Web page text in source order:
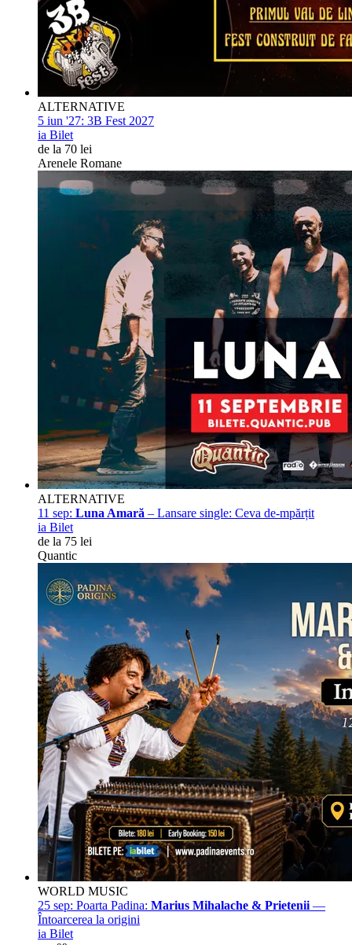
ALTERNATIVE
5 iun '27: 3B Fest 2027
ia Bilet
de la 70 lei
Arenele Romane
ALTERNATIVE
11 sep: Luna Amară – Lansare single: Ceva de-mpărțit
ia Bilet
de la 75 lei
Quantic
WORLD MUSIC
25 sep: Poarta Padina: Marius Mihalache & Prietenii —
Întoarcerea la origini
ia Bilet